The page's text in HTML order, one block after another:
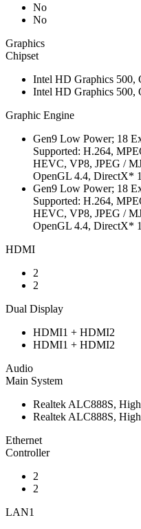
No
No
Graphics
Chipset
Intel HD Graphics 500,
Intel HD Graphics 500,
Graphic Engine
Gen9 Low Power; 18
Supported: H.264,
HEVC, VP8, JPEG /
OpenGL 4.4, DirectX*
Gen9 Low Power; 18
Supported: H.264,
HEVC, VP8, JPEG /
OpenGL 4.4, DirectX*
HDMI
2
2
Dual Display
HDMI1 + HDMI2
HDMI1 + HDMI2
Audio
Main System
Realtek ALC888S,
Realtek ALC888S,
Ethernet
Controller
2
2
LAN1